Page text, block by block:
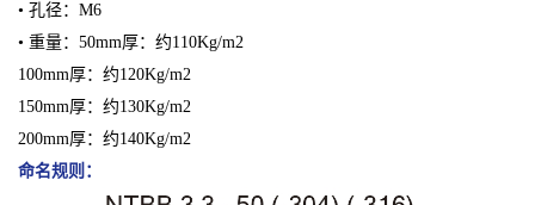
• 孔径：M6
• 重量：50mm厚：约110Kg/m2
100mm厚：约120Kg/m2
150mm厚：约130Kg/m2
200mm厚：约140Kg/m2
命名规则：